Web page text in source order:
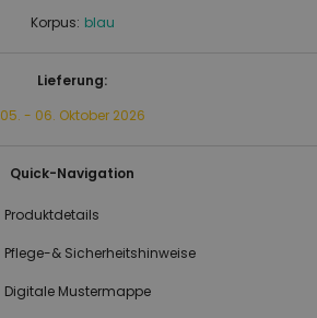
Korpus: blau
Lieferung:
05. - 06. Oktober 2026
Quick-Navigation
Produktdetails
Pflege-& Sicherheitshinweise
Digitale Mustermappe